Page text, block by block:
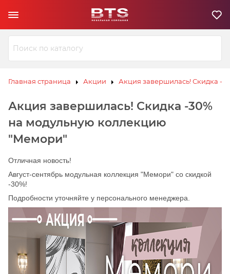
К
КС
СК
КЛ
ЛЮ
ЮЗИВ
ЗИВ
Э
К
СКЛЮЗИВ
В
И
Главная страница Акции Акция завершилась! Скидка -
Акция завершилась! Скидка -30%
на модульную коллекцию
"Мемори"
Отличная новость!
Август-сентябрь модульная коллекция "Мемори" со скидкой
-30%!
Подробности уточняйте у персонального менеджера.